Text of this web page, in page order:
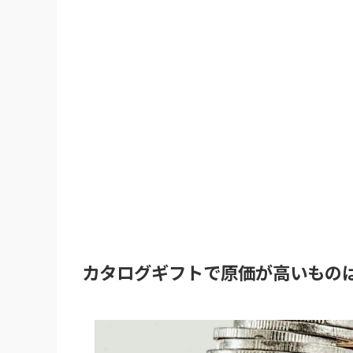
カタログギフトで原価が高いもの